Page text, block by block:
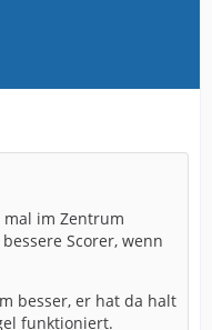
mal im Zentrum
Scorer, wenn
besser, er hat da halt
funktioniert.